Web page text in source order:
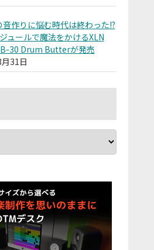
音作りに悩む時代は終わった!?
ュールで魔法をかけるXLN
30 Drum Butterが発売
31日